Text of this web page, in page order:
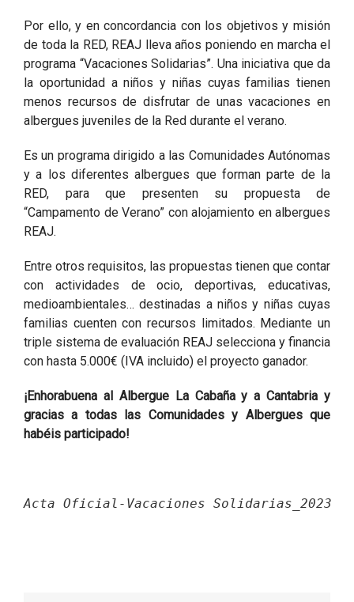
Por ello, y en concordancia con los objetivos y misión
de toda la RED, REAJ lleva años poniendo en marcha el
programa “Vacaciones Solidarias”. Una iniciativa que da
la oportunidad a niños y niñas cuyas familias tienen
menos recursos de disfrutar de unas vacaciones en
albergues juveniles de la Red durante el verano.
Es un programa dirigido a las Comunidades Autónomas
y a los diferentes albergues que forman parte de la
RED, para que presenten su propuesta de
“Campamento de Verano” con alojamiento en albergues
REAJ.
Entre otros requisitos, las propuestas tienen que contar
con actividades de ocio, deportivas, educativas,
medioambientales… destinadas a niños y niñas cuyas
familias cuenten con recursos limitados. Mediante un
triple sistema de evaluación REAJ selecciona y financia
con hasta 5.000€ (IVA incluido) el proyecto ganador.
¡Enhorabuena al Albergue La Cabaña y a Cantabria y
gracias a todas las Comunidades y Albergues que
habéis participado!
Acta Oficial-Vacaciones Solidarias_2023